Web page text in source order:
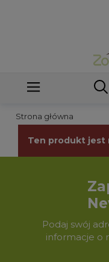
Strona główna
Ten produkt jest
Podaj swój
informacje o